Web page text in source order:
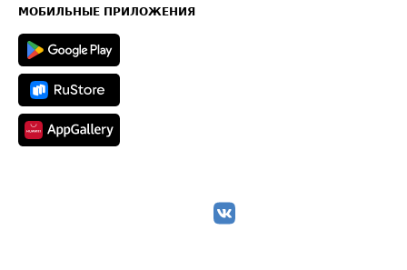
Техническая информация
МОБИЛЬНЫЕ ПРИЛОЖЕНИЯ